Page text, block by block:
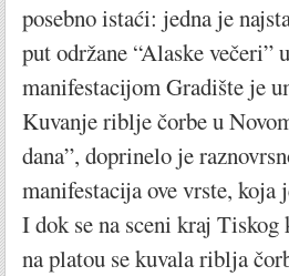
posebno istaći: jedna je
put održane “Alaske
manifestacijom Gradište je
Kuvanje riblje čorbe u
dana”, doprinelo je
manifestacija ove vrste, koja
I dok se na sceni kraj
na platou se kuvala riblja